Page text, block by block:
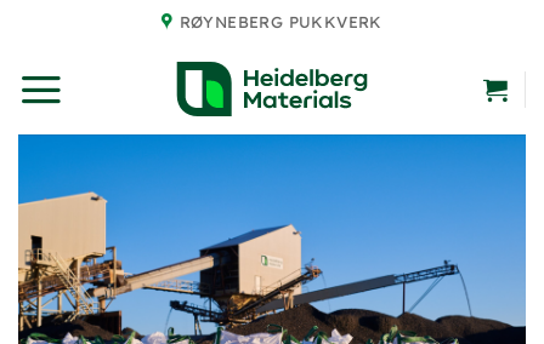
content
RØYNEBERG PUKKVERK